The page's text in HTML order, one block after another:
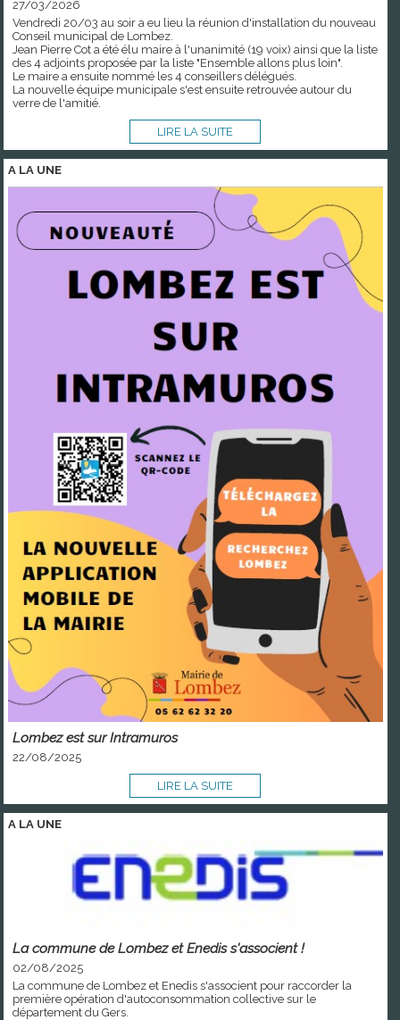
27/03/2026
Vendredi 20/03 au soir a eu lieu la réunion d'installation du nouveau
Conseil municipal de Lombez.
Jean Pierre Cot a été élu maire à l'unanimité (19 voix) ainsi que la liste
des 4 adjoints proposée par la liste "Ensemble allons plus loin".
Le maire a ensuite nommé les 4 conseillers délégués.
La nouvelle équipe municipale s'est ensuite retrouvée autour du
verre de l'amitié.
LIRE LA SUITE
A LA UNE
Lombez est sur Intramuros
22/08/2025
LIRE LA SUITE
A LA UNE
La commune de Lombez et Enedis s'associent !
02/08/2025
La commune de Lombez et Enedis s'associent pour raccorder la
première opération d'autoconsommation collective sur le
département du Gers.